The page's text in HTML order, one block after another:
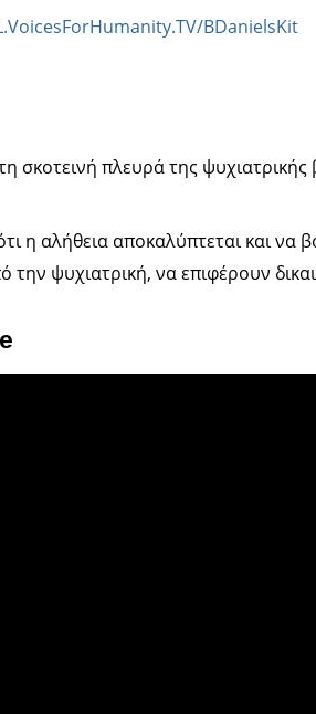
BDanielsKit
σκοτεινή πλευρά της ψυχιατρικής
η αλήθεια αποκαλύπτεται και να
ψυχιατρική, να επιφέρουν